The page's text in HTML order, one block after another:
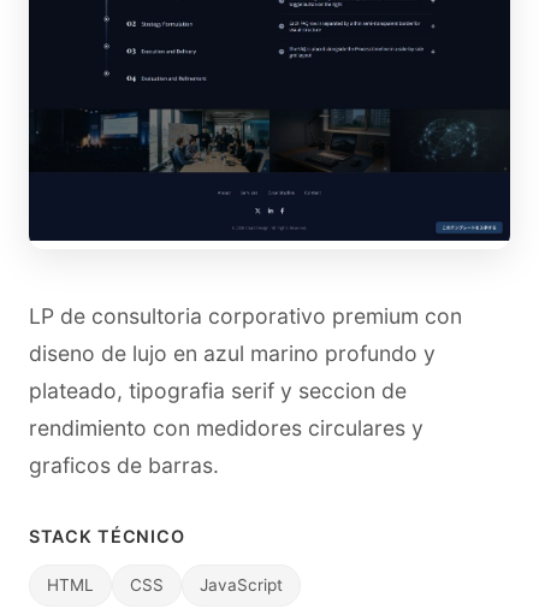
LP de consultoria corporativo premium con
diseno de lujo en azul marino profundo y
plateado, tipografia serif y seccion de
rendimiento con medidores circulares y
graficos de barras.
STACK TÉCNICO
HTML CSS JavaScript